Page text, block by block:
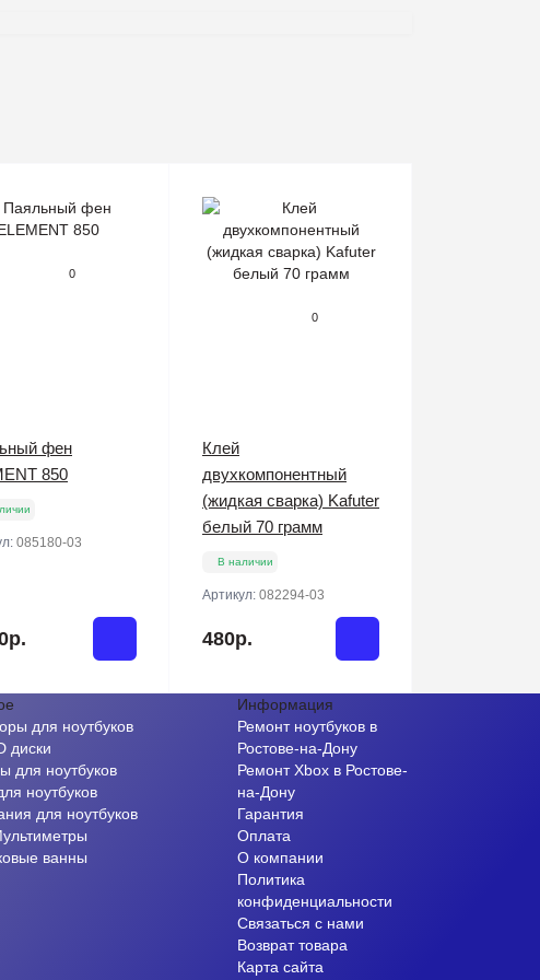
0
фен
850
085180-03
0
Клей
двухкомпонентный
(жидкая сварка) Kafuter
белый 70 грамм
В наличии
Артикул: 082294-03
480р.
для ноутбуков
диски
для ноутбуков
ноутбуков
для ноутбуков
ванны
Информация
Ремонт ноутбуков в
Ростове-на-Дону
Ремонт Xbox в Ростове-
на-Дону
Гарантия
Оплата
О компании
Политика
конфиденциальности
Связаться с нами
Возврат товара
Карта сайта